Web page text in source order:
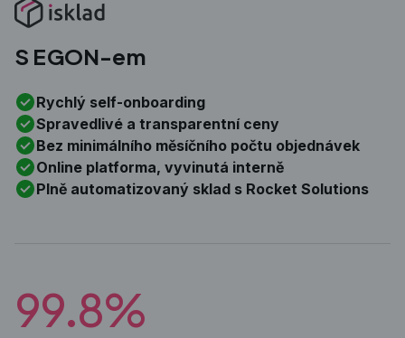
S EGON-em
Rychlý self-onboarding
Spravedlivé a transparentní ceny
Bez minimálního měsíčního počtu objednávek
Online platforma, vyvinutá interně
Plně automatizovaný sklad s Rocket Solutions
99.8%